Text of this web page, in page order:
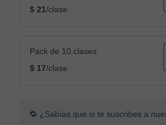
$ 21/clase
Pack de 10 clases
$ 17/clase
🔁 ¿Sabías que si te suscribes a